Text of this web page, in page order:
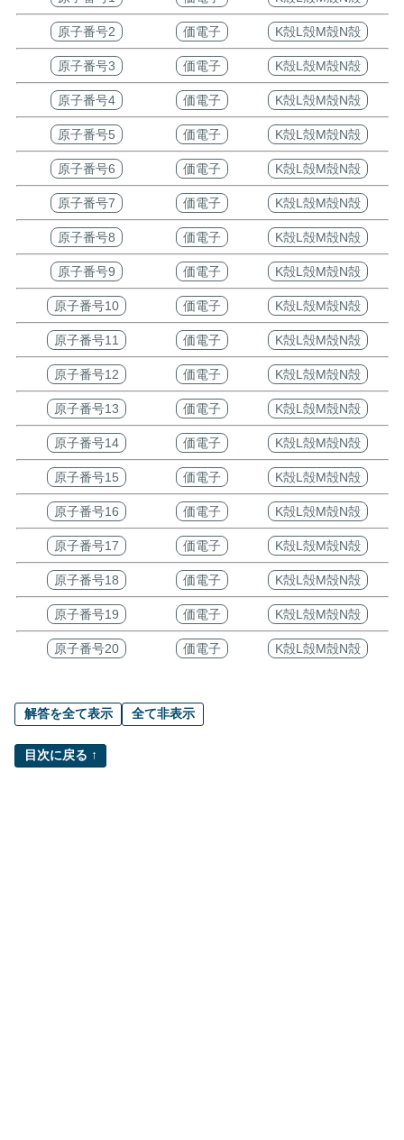
原子番号2 価電子 K殻L殻M殻N殻
原子番号3 価電子 K殻L殻M殻N殻
原子番号4 価電子 K殻L殻M殻N殻
原子番号5 価電子 K殻L殻M殻N殻
原子番号6 価電子 K殻L殻M殻N殻
原子番号7 価電子 K殻L殻M殻N殻
原子番号8 価電子 K殻L殻M殻N殻
原子番号9 価電子 K殻L殻M殻N殻
原子番号10 価電子 K殻L殻M殻N殻
原子番号11 価電子 K殻L殻M殻N殻
原子番号12 価電子 K殻L殻M殻N殻
原子番号13 価電子 K殻L殻M殻N殻
原子番号14 価電子 K殻L殻M殻N殻
原子番号15 価電子 K殻L殻M殻N殻
原子番号16 価電子 K殻L殻M殻N殻
原子番号17 価電子 K殻L殻M殻N殻
原子番号18 価電子 K殻L殻M殻N殻
原子番号19 価電子 K殻L殻M殻N殻
原子番号20 価電子 K殻L殻M殻N殻
解答を全て表示 全て非表示
目次に戻る ↑